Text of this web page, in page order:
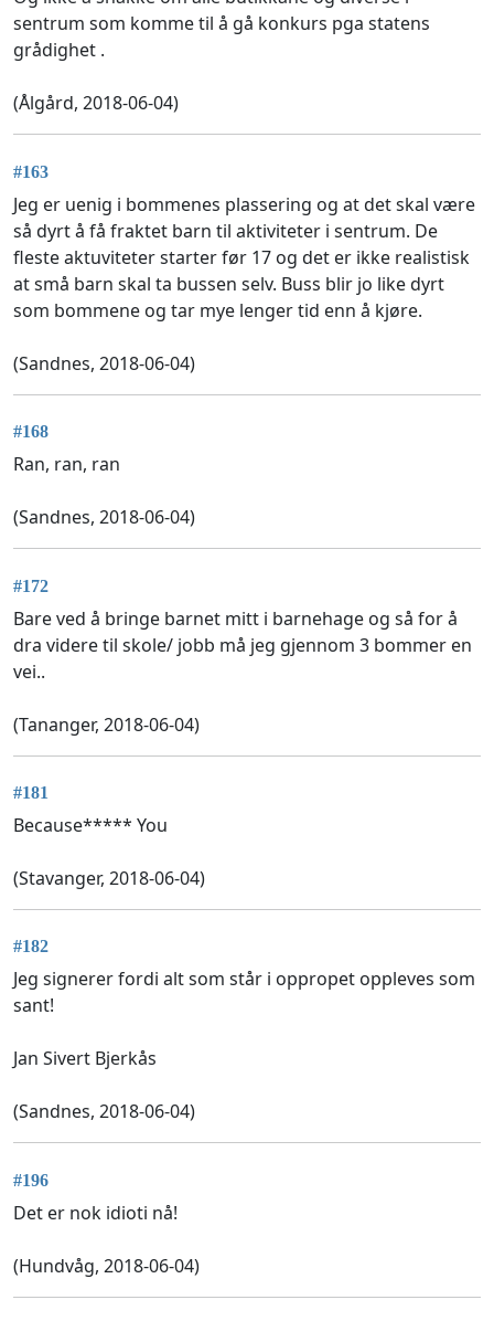
sentrum som komme til å gå konkurs pga statens
grådighet .
(Ålgård, 2018-06-04)
#163
Jeg er uenig i bommenes plassering og at det skal være
så dyrt å få fraktet barn til aktiviteter i sentrum. De
fleste aktuviteter starter før 17 og det er ikke realistisk
at små barn skal ta bussen selv. Buss blir jo like dyrt
som bommene og tar mye lenger tid enn å kjøre.
(Sandnes, 2018-06-04)
#168
Ran, ran, ran
(Sandnes, 2018-06-04)
#172
Bare ved å bringe barnet mitt i barnehage og så for å
dra videre til skole/ jobb må jeg gjennom 3 bommer en
vei..
(Tananger, 2018-06-04)
#181
Because***** You
(Stavanger, 2018-06-04)
#182
Jeg signerer fordi alt som står i oppropet oppleves som
sant!
Jan Sivert Bjerkås
(Sandnes, 2018-06-04)
#196
Det er nok idioti nå!
(Hundvåg, 2018-06-04)